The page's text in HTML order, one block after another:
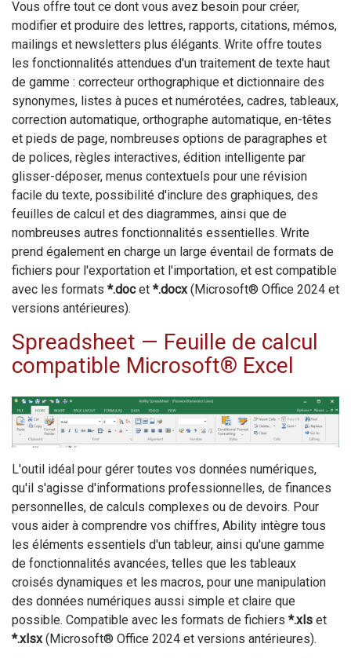
Vous offre tout ce dont vous avez besoin pour créer,
modifier et produire des lettres, rapports, citations, mémos,
mailings et newsletters plus élégants. Write offre toutes
les fonctionnalités attendues d'un traitement de texte haut
de gamme : correcteur orthographique et dictionnaire des
synonymes, listes à puces et numérotées, cadres, tableaux,
correction automatique, orthographe automatique, en-têtes
et pieds de page, nombreuses options de paragraphes et
de polices, règles interactives, édition intelligente par
glisser-déposer, menus contextuels pour une révision
facile du texte, possibilité d'inclure des graphiques, des
feuilles de calcul et des diagrammes, ainsi que de
nombreuses autres fonctionnalités essentielles. Write
prend également en charge un large éventail de formats de
fichiers pour l'exportation et l'importation, et est compatible
avec les formats *.docet *.docx(Microsoft® Office 2024 et
versions antérieures).
Spreadsheet — Feuille de calcul
compatible Microsoft® Excel
L'outil idéal pour gérer toutes vos données numériques,
qu'il s'agisse d'informations professionnelles, de finances
personnelles, de calculs complexes ou de devoirs. Pour
vous aider à comprendre vos chiffres, Ability intègre tous
les éléments essentiels d'un tableur, ainsi qu'une gamme
de fonctionnalités avancées, telles que les tableaux
croisés dynamiques et les macros, pour une manipulation
des données numériques aussi simple et claire que
possible. Compatible avec les formats de fichiers *.xls et
*.xlsx(Microsoft® Office 2024 et versions antérieures).